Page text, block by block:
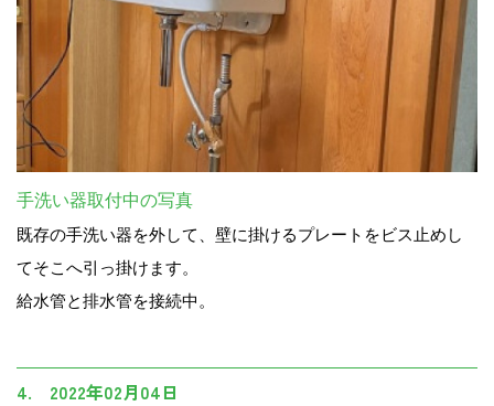
手洗い器取付中の写真
既存の手洗い器を外して、壁に掛けるプレートをビス止めし
てそこへ引っ掛けます。
給水管と排水管を接続中。
4. 2022年02月04日